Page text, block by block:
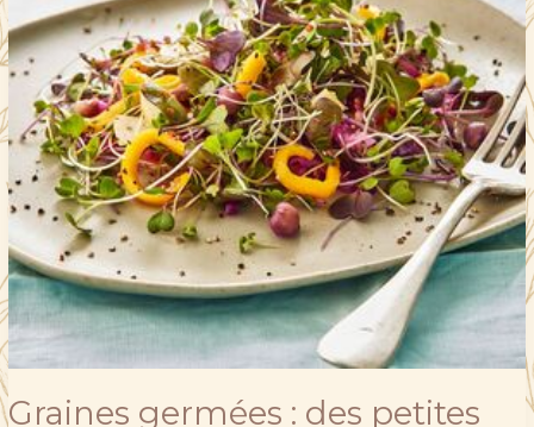
Graines germées : des petites
bombes
nutritionnelles
pour
le
printemps